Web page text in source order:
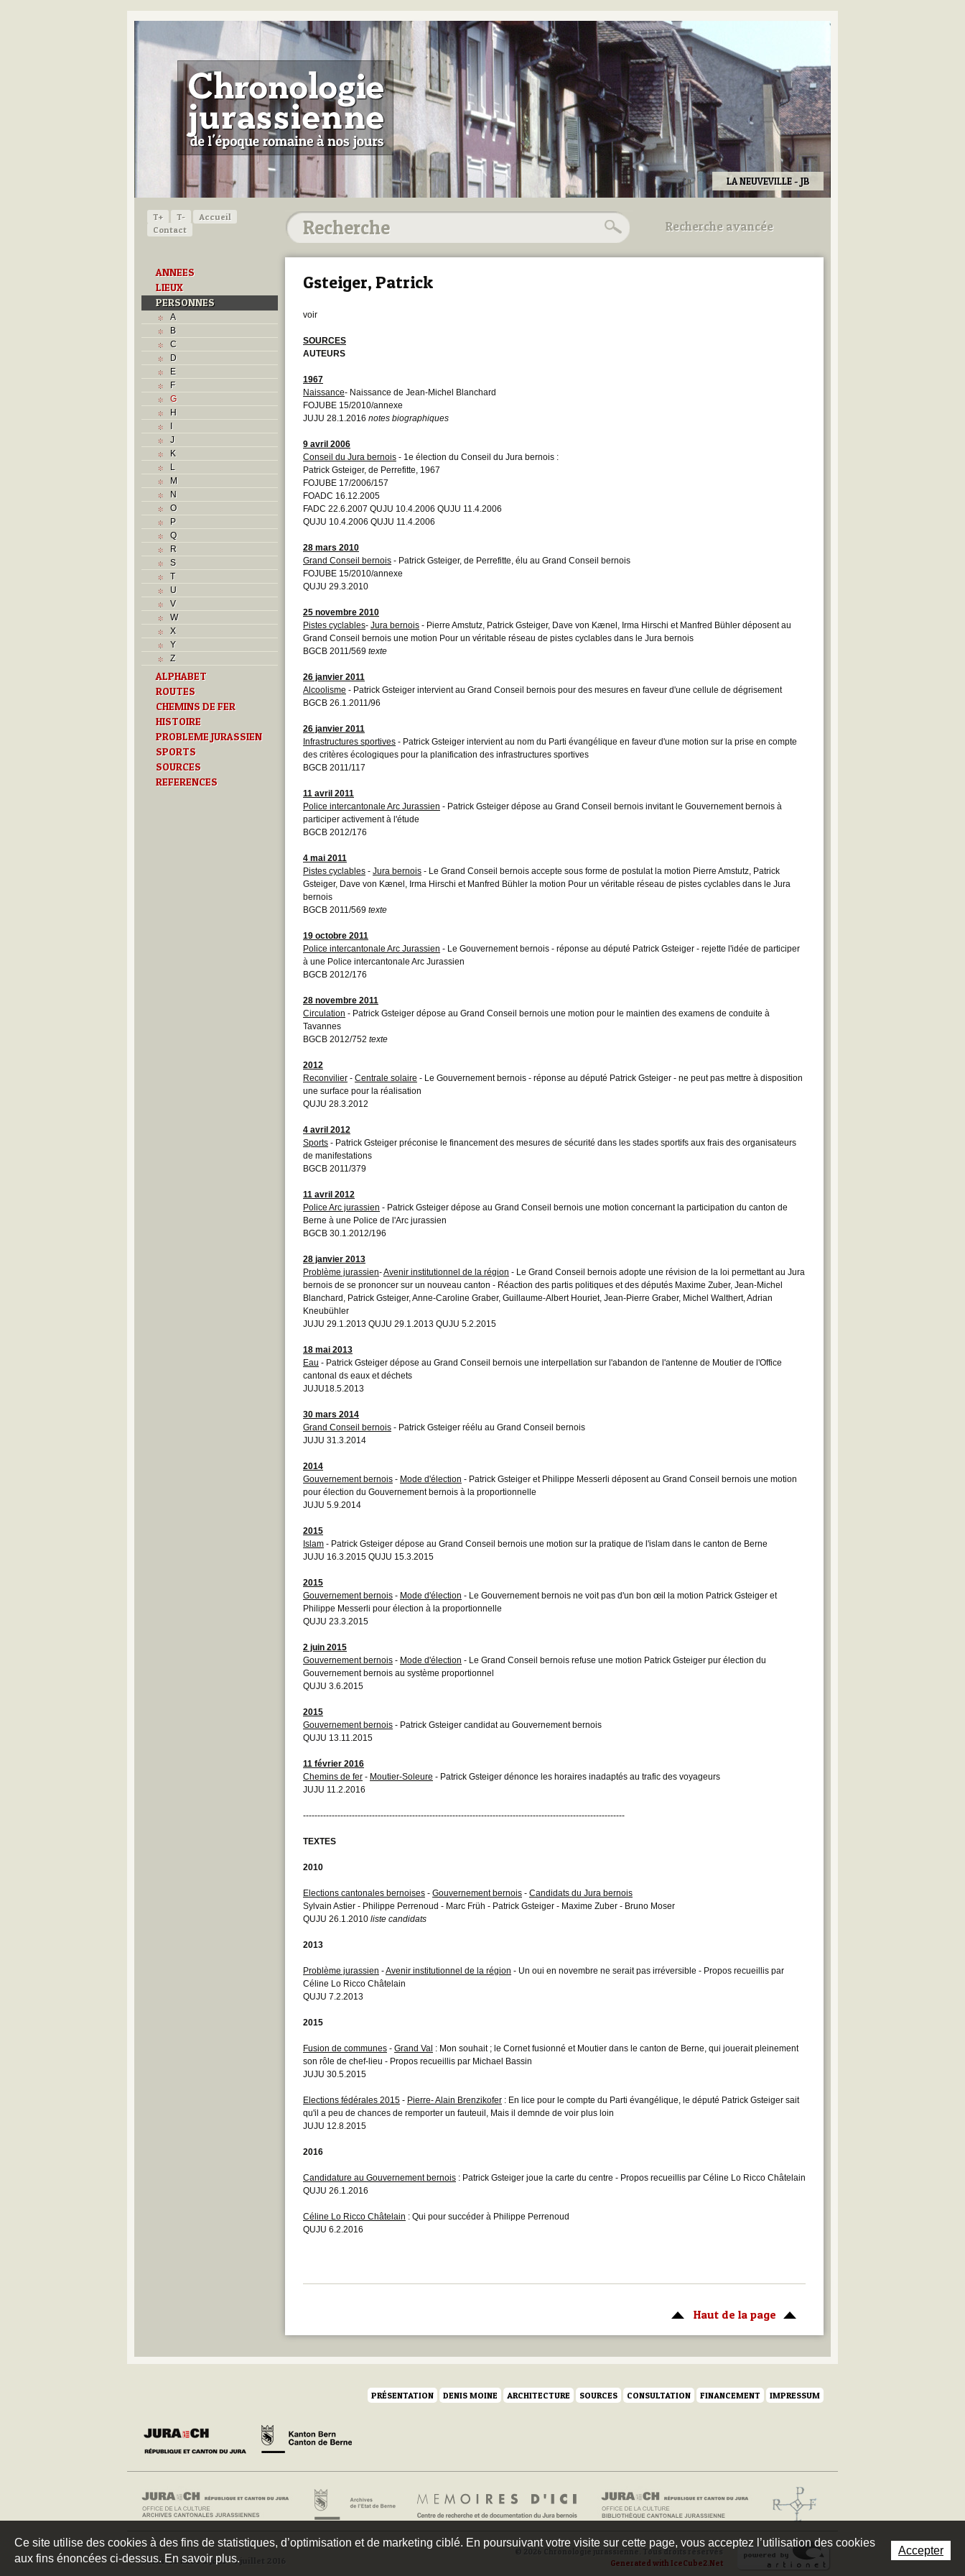
LA NEUVEVILLE - JB
T+ T-
Accueil
Contact
ANNEES
LIEUX
PERSONNES
A
B
C
D
E
F
G
H
I
J
K
L
M
N
O
P
Q
R
S
T
U
V
W
X
Y
Z
ALPHABET
ROUTES
CHEMINS DE FER
HISTOIRE
PROBLEME JURASSIEN
SPORTS
SOURCES
REFERENCES
Recherche avancée
Utilisez les champs ci-dessous
Gsteiger, Patrick
voir
SOURCES
AUTEURS
1967
Naissance- Naissance de Jean-Michel Blanchard
FOJUBE 15/2010/annexe
JUJU 28.1.2016 notes biographiques
9 avril 2006
Conseil du Jura bernois - 1e élection du Conseil du Jura bernois :
Patrick Gsteiger, de Perrefitte, 1967
FOJUBE 17/2006/157
FOADC 16.12.2005
FADC 22.6.2007 QUJU 10.4.2006 QUJU 11.4.2006
QUJU 10.4.2006 QUJU 11.4.2006
28 mars 2010
Grand Conseil bernois - Patrick Gsteiger, de Perrefitte, élu au Grand Conseil bernois
FOJUBE 15/2010/annexe
QUJU 29.3.2010
25 novembre 2010
Pistes cyclables- Jura bernois - Pierre Amstutz, Patrick Gsteiger, Dave von Kænel, Irma Hirschi et Manfred Bühler déposent au
Grand Conseil bernois une motion Pour un véritable réseau de pistes cyclables dans le Jura bernois
BGCB 2011/569 texte
26 janvier 2011
Alcoolisme - Patrick Gsteiger intervient au Grand Conseil bernois pour des mesures en faveur d'une cellule de dégrisement
BGCB 26.1.2011/96
26 janvier 2011
Infrastructures sportives - Patrick Gsteiger intervient au nom du Parti évangélique en faveur d'une motion sur la prise en compte
des critères écologiques pour la planification des infrastructures sportives
BGCB 2011/117
11 avril 2011
Police intercantonale Arc Jurassien - Patrick Gsteiger dépose au Grand Conseil bernois invitant le Gouvernement bernois à
participer activement à l'étude
BGCB 2012/176
4 mai 2011
Pistes cyclables - Jura bernois - Le Grand Conseil bernois accepte sous forme de postulat la motion Pierre Amstutz, Patrick
Gsteiger, Dave von Kænel, Irma Hirschi et Manfred Bühler la motion Pour un véritable réseau de pistes cyclables dans le Jura
bernois
BGCB 2011/569 texte
19 octobre 2011
Police intercantonale Arc Jurassien - Le Gouvernement bernois - réponse au député Patrick Gsteiger - rejette l'idée de participer
à une Police intercantonale Arc Jurassien
BGCB 2012/176
28 novembre 2011
Circulation - Patrick Gsteiger dépose au Grand Conseil bernois une motion pour le maintien des examens de conduite à
Tavannes
BGCB 2012/752 texte
2012
Reconvilier - Centrale solaire - Le Gouvernement bernois - réponse au député Patrick Gsteiger - ne peut pas mettre à disposition
une surface pour la réalisation
QUJU 28.3.2012
4 avril 2012
Sports - Patrick Gsteiger préconise le financement des mesures de sécurité dans les stades sportifs aux frais des organisateurs
de manifestations
BGCB 2011/379
11 avril 2012
Police Arc jurassien - Patrick Gsteiger dépose au Grand Conseil bernois une motion concernant la participation du canton de
Berne à une Police de l'Arc jurassien
BGCB 30.1.2012/196
28 janvier 2013
Problème jurassien-Avenir institutionnel de la région - Le Grand Conseil bernois adopte une révision de la loi permettant au Jura
bernois de se prononcer sur un nouveau canton - Réaction des partis politiques et des députés Maxime Zuber, Jean-Michel
Blanchard, Patrick Gsteiger, Anne-Caroline Graber, Guillaume-Albert Houriet, Jean-Pierre Graber, Michel Walthert, Adrian
Kneubühler
JUJU 29.1.2013 QUJU 29.1.2013 QUJU 5.2.2015
18 mai 2013
Eau - Patrick Gsteiger dépose au Grand Conseil bernois une interpellation sur l'abandon de l'antenne de Moutier de l'Office
cantonal ds eaux et déchets
JUJU18.5.2013
30 mars 2014
Grand Conseil bernois - Patrick Gsteiger réélu au Grand Conseil bernois
JUJU 31.3.2014
2014
Gouvernement bernois - Mode d'élection - Patrick Gsteiger et Philippe Messerli déposent au Grand Conseil bernois une motion
pour élection du Gouvernement bernois à la proportionnelle
JUJU 5.9.2014
2015
Islam - Patrick Gsteiger dépose au Grand Conseil bernois une motion sur la pratique de l'islam dans le canton de Berne
JUJU 16.3.2015 QUJU 15.3.2015
2015
Gouvernement bernois - Mode d'élection - Le Gouvernement bernois ne voit pas d'un bon œil la motion Patrick Gsteiger et
Philippe Messerli pour élection à la proportionnelle
QUJU 23.3.2015
2 juin 2015
Gouvernement bernois - Mode d'élection - Le Grand Conseil bernois refuse une motion Patrick Gsteiger pur élection du
Gouvernement bernois au système proportionnel
QUJU 3.6.2015
2015
Gouvernement bernois - Patrick Gsteiger candidat au Gouvernement bernois
QUJU 13.11.2015
11 février 2016
Chemins de fer - Moutier-Soleure - Patrick Gsteiger dénonce les horaires inadaptés au trafic des voyageurs
JUJU 11.2.2016
----------------------------------------------------------------------------------------------------------------
TEXTES
2010
Elections cantonales bernoises - Gouvernement bernois - Candidats du Jura bernois
Sylvain Astier - Philippe Perrenoud - Marc Früh - Patrick Gsteiger - Maxime Zuber - Bruno Moser
QUJU 26.1.2010 liste candidats
2013
Problème jurassien -Avenir institutionnel de la région - Un oui en novembre ne serait pas irréversible - Propos recueillis par
Céline Lo Ricco Châtelain
QUJU 7.2.2013
2015
Fusion de communes - Grand Val : Mon souhait ; le Cornet fusionné et Moutier dans le canton de Berne, qui jouerait pleinement
son rôle de chef-lieu - Propos recueillis par Michael Bassin
JUJU 30.5.2015
Elections fédérales 2015 - Pierre- Alain Brenzikofer : En lice pour le compte du Parti évangélique, le député Patrick Gsteiger sait
qu'il a peu de chances de remporter un fauteuil, Mais il demnde de voir plus loin
JUJU 12.8.2015
2016
Candidature au Gouvernement bernois : Patrick Gsteiger joue la carte du centre - Propos recueillis par Céline Lo Ricco Châtelain
QUJU 26.1.2016
Céline Lo Ricco Châtelain : Qui pour succéder à Philippe Perrenoud
QUJU 6.2.2016
Haut de la page
PRÉSENTATION DENIS MOINE ARCHITECTURE SOURCES CONSULTATION FINANCEMENT IMPRESSUM
© 2026 Chronologie jurassienne. Tous droits réservés
Generated with IceCube2.Net
Dernière mise à jour : 4 juillet 2016
Ce site utilise des cookies à des fins de statistiques, d’optimisation et de marketing ciblé. En poursuivant votre visite sur cette page, vous acceptez l’utilisation des cookies
aux fins énoncées ci-dessus. En savoir plus.
Accepter